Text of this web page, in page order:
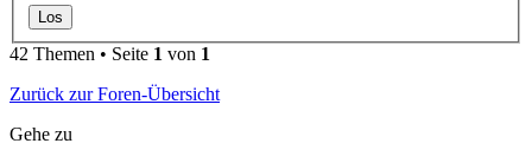
42 Themen • Seite 1 von 1
Zurück zur Foren-Übersicht
Gehe zu